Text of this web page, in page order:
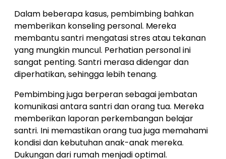
Dalam beberapa kasus, pembimbing bahkan
memberikan konseling personal. Mereka
membantu santri mengatasi stres atau tekanan
yang mungkin muncul. Perhatian personal ini
sangat penting. Santri merasa didengar dan
diperhatikan, sehingga lebih tenang.
Pembimbing juga berperan sebagai jembatan
komunikasi antara santri dan orang tua. Mereka
memberikan laporan perkembangan belajar
santri. Ini memastikan orang tua juga memahami
kondisi dan kebutuhan anak-anak mereka.
Dukungan dari rumah menjadi optimal.